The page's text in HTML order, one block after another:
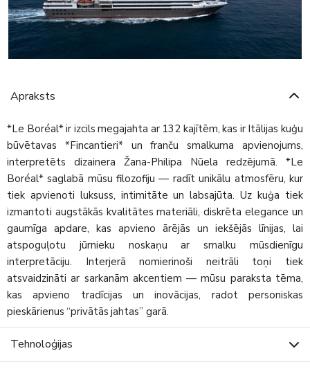
Apraksts
*Le Boréal* ir izcils megajahta ar 132 kajītēm, kas ir Itālijas kuģu
būvētavas *Fincantieri* un franču smalkuma apvienojums,
interpretēts dizainera Žana-Philipa Nūela redzējumā. *Le
Boréal* saglabā mūsu filozofiju — radīt unikālu atmosfēru, kur
tiek apvienoti luksuss, intimitāte un labsajūta. Uz kuģa tiek
izmantoti augstākās kvalitātes materiāli, diskrēta elegance un
gaumīga apdare, kas apvieno ārējās un iekšējās līnijas, lai
atspoguļotu jūrnieku noskaņu ar smalku mūsdienīgu
interpretāciju. Interjerā nomierinoši neitrāli toņi tiek
atsvaidzināti ar sarkanām akcentiem — mūsu paraksta tēma,
kas apvieno tradīcijas un inovācijas, radot personiskas
pieskārienus “privātās jahtas” garā.
Tehnoloģijas